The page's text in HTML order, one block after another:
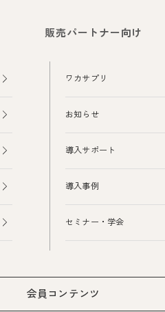
販売パートナー向け
ワカサプリ
お知らせ
導入サポート
導入事例
セミナー・学会
会員コンテンツ